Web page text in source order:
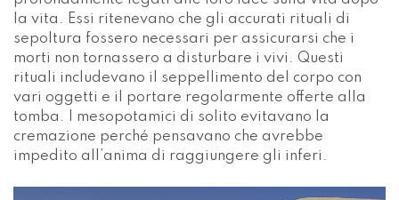
la vita. Essi ritenevano che gli accurati rituali di
sepoltura fossero necessari per assicurarsi che i
morti non tornassero a disturbare i vivi. Questi
rituali includevano il seppellimento del corpo con
vari oggetti e il portare regolarmente offerte alla
tomba. I mesopotamici di solito evitavano la
cremazione perché pensavano che avrebbe
impedito all’anima di raggiungere gli inferi.